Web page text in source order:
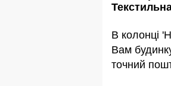
В колонці
Вам
точний